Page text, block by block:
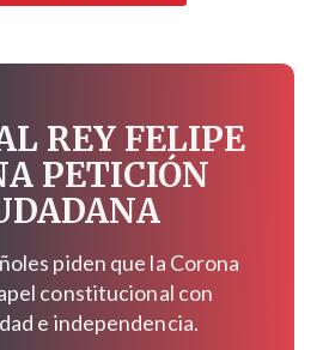
REY FELIPE
PETICIÓN
piden que la Corona
constitucional con
e independencia.